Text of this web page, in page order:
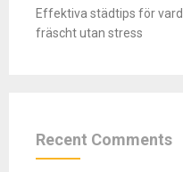
Effektiva städtips för
fräscht utan stress
Recent Comments